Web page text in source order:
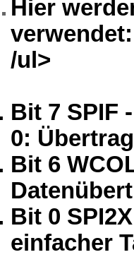
Hier
verwendet:
/ul>
Bit 7 SPIF
0:
Bit 6
Bit 0
einfacher